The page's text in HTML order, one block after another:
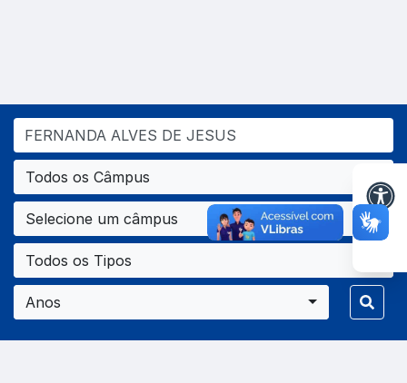
Todos os Câmpus
Selecione um câmpus
Todos os Tipos
Anos